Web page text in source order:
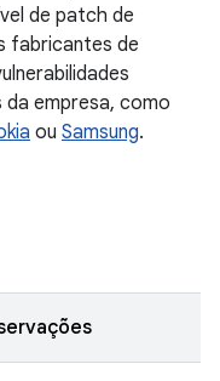
de patch de
fabricantes de
empresa, como
ou Samsung.